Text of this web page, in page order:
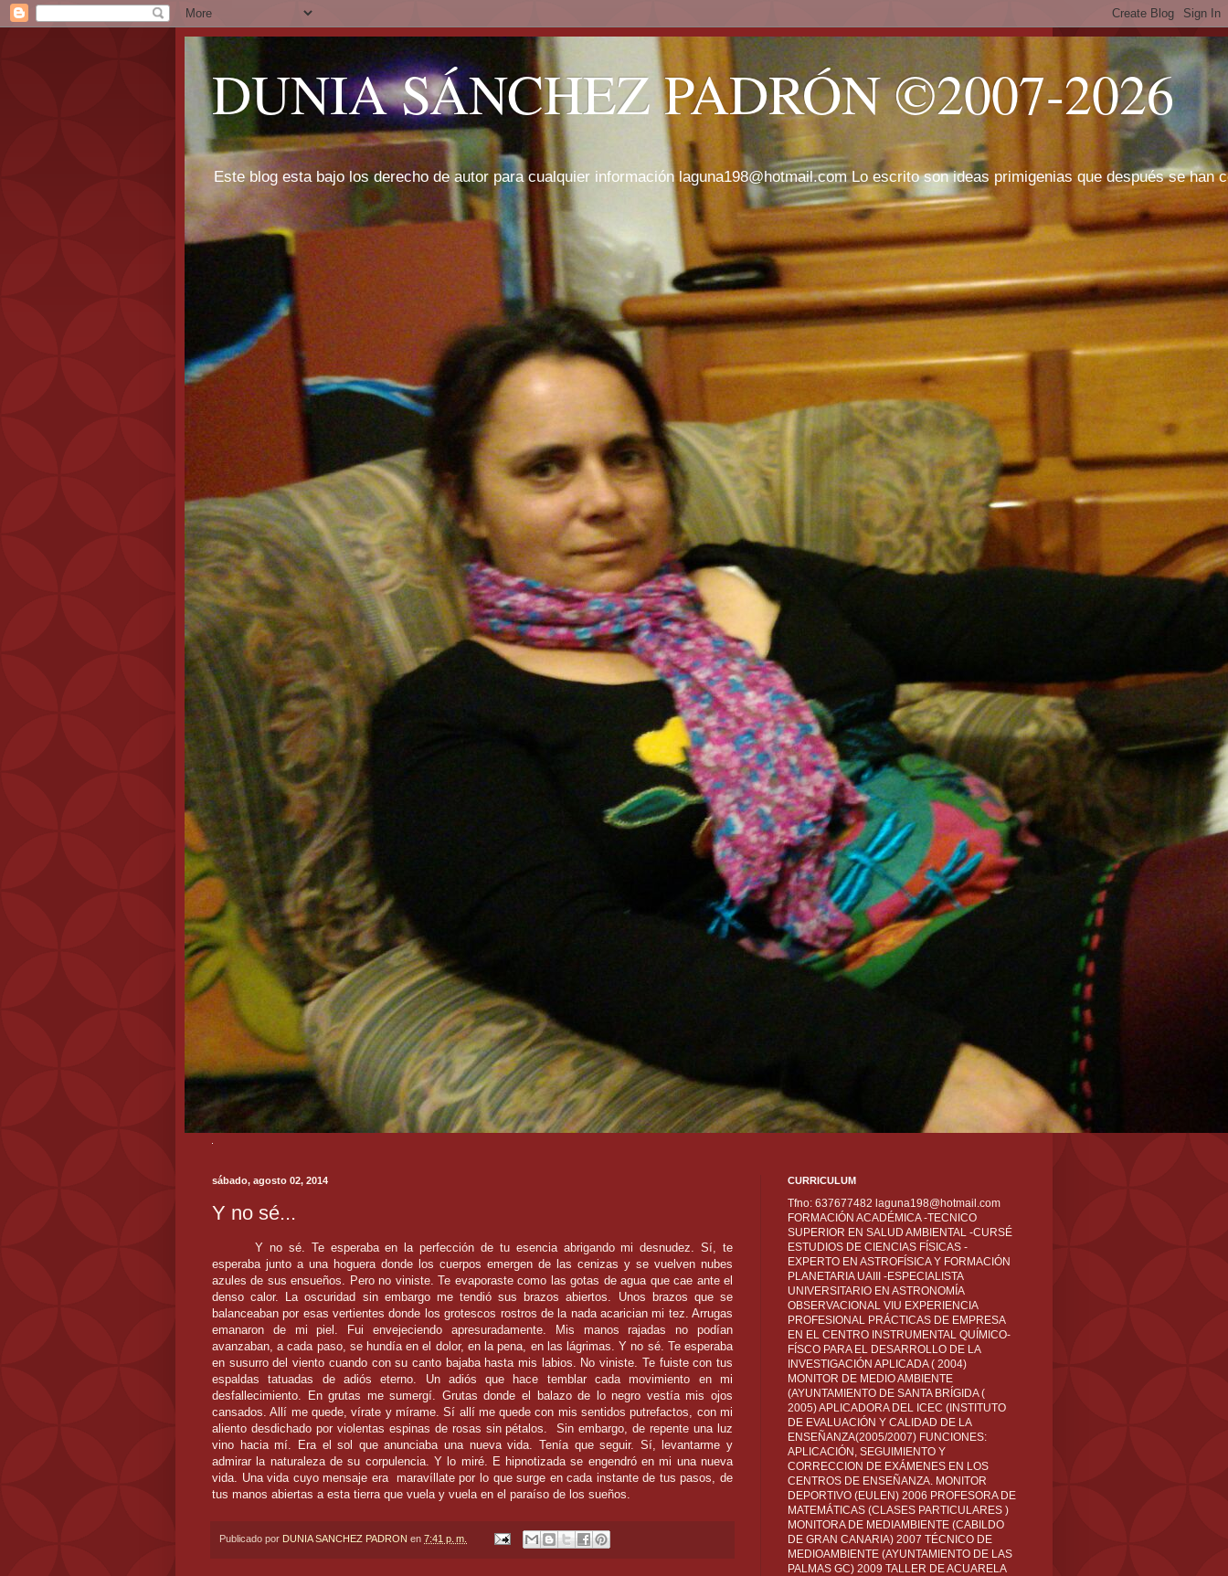
DUNIA SÁNCHEZ PADRÓN ©2007-2026
Este blog esta bajo los derecho de autor para cualquier información laguna198@hotmail.com Lo escrito son ideas primigenias que después se han
sábado, agosto 02, 2014
Y no sé...
Y no sé. Te esperaba en la perfección de tu esencia abrigando mi desnudez. Sí, te
esperaba junto a una hoguera donde los cuerpos emergen de las cenizas y se vuelven nubes
azules de sus ensueños. Pero no viniste. Te evaporaste como las gotas de agua que cae ante el
denso calor. La oscuridad sin embargo me tendió sus brazos abiertos. Unos brazos que se
balanceaban por esas vertientes donde los grotescos rostros de la nada acarician mi tez. Arrugas
emanaron de mi piel. Fui envejeciendo apresuradamente. Mis manos rajadas no podían
avanzaban, a cada paso, se hundía en el dolor, en la pena, en las lágrimas. Y no sé. Te esperaba
en susurro del viento cuando con su canto bajaba hasta mis labios. No viniste. Te fuiste con tus
espaldas tatuadas de adiós eterno. Un adiós que hace temblar cada movimiento en mi
desfallecimiento. En grutas me sumergí. Grutas donde el balazo de lo negro vestía mis ojos
cansados. Allí me quede, vírate y mírame. Sí allí me quede con mis sentidos putrefactos, con mi
aliento desdichado por violentas espinas de rosas sin pétalos. Sin embargo, de repente una luz
vino hacia mí. Era el sol que anunciaba una nueva vida. Tenía que seguir. Sí, levantarme y
admirar la naturaleza de su corpulencia. Y lo miré. E hipnotizada se engendró en mi una nueva
vida. Una vida cuyo mensaje era maravíllate por lo que surge en cada instante de tus pasos, de
tus manos abiertas a esta tierra que vuela y vuela en el paraíso de los sueños.
Publicado por DUNIA SANCHEZ PADRON en 7:41 p. m.
CURRICULUM
Tfno: 637677482 laguna198@hotmail.com
FORMACIÓN ACADÉMICA -TECNICO
SUPERIOR EN SALUD AMBIENTAL -CURSÉ
ESTUDIOS DE CIENCIAS FÍSICAS -
EXPERTO EN ASTROFÍSICA Y FORMACIÓN
PLANETARIA UAIII -ESPECIALISTA
UNIVERSITARIO EN ASTRONOMÍA
OBSERVACIONAL VIU EXPERIENCIA
PROFESIONAL PRÁCTICAS DE EMPRESA
EN EL CENTRO INSTRUMENTAL QUÍMICO-
FÍSCO PARA EL DESARROLLO DE LA
INVESTIGACIÓN APLICADA ( 2004)
MONITOR DE MEDIO AMBIENTE
(AYUNTAMIENTO DE SANTA BRÍGIDA (
2005) APLICADORA DEL ICEC (INSTITUTO
DE EVALUACIÓN Y CALIDAD DE LA
ENSEÑANZA(2005/2007) FUNCIONES:
APLICACIÓN, SEGUIMIENTO Y
CORRECCION DE EXÁMENES EN LOS
CENTROS DE ENSEÑANZA. MONITOR
DEPORTIVO (EULEN) 2006 PROFESORA DE
MATEMÁTICAS (CLASES PARTICULARES )
MONITORA DE MEDIAMBIENTE (CABILDO
DE GRAN CANARIA) 2007 TÉCNICO DE
MEDIOAMBIENTE (AYUNTAMIENTO DE LAS
PALMAS GC) 2009 TALLER DE ACUARELA